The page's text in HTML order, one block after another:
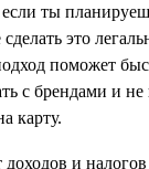
ты
это
поможет
с брендами и не
карту.